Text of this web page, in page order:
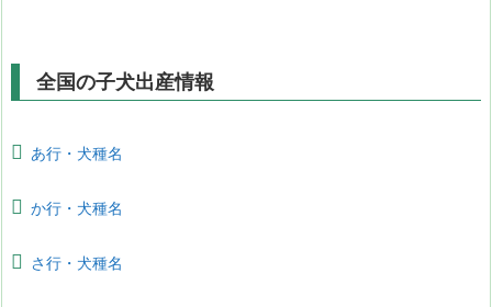
全国の子犬出産情報
あ行・犬種名
か行・犬種名
さ行・犬種名